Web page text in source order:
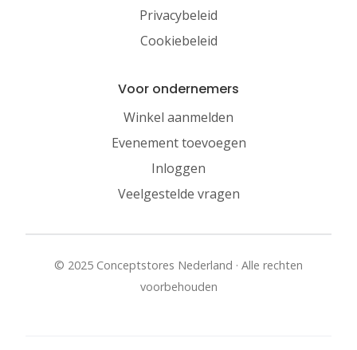
Privacybeleid
Cookiebeleid
Voor ondernemers
Winkel aanmelden
Evenement toevoegen
Inloggen
Veelgestelde vragen
© 2025 Conceptstores Nederland · Alle rechten
voorbehouden